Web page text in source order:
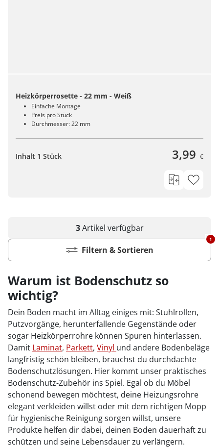
Heizkörperrosette - 22 mm - Weiß
Einfache Montage
Preis pro Stück
Durchmesser: 22 mm
Inhalt 1 Stück 3,99 €
3Artikel verfügbar
Filtern & Sortieren
1
Warum ist Bodenschutz so
wichtig?
Dein Boden macht im Alltag einiges mit: Stuhlrollen,
Putzvorgänge, herunterfallende Gegenstände oder
sogar Heizkörperrohre können Spuren hinterlassen.
Damit Laminat, Parkett, Vinyl und andere Bodenbeläge
langfristig schön bleiben, brauchst du durchdachte
Bodenschutzlösungen. Hier kommt unser praktisches
Bodenschutz-Zubehör ins Spiel. Egal ob du Möbel
schonend bewegen möchtest, deine Heizungsrohre
elegant verkleiden willst oder mit dem richtigen Mopp
für hygienische Reinigung sorgen willst, unsere
Produkte helfen dir dabei, deinen Boden dauerhaft zu
schützen und seine Lebensdauer zu verlängern.